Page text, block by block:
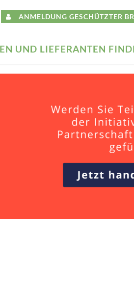
ANMELDUNG GESCHÜTZTER
UND LIEFERANTEN